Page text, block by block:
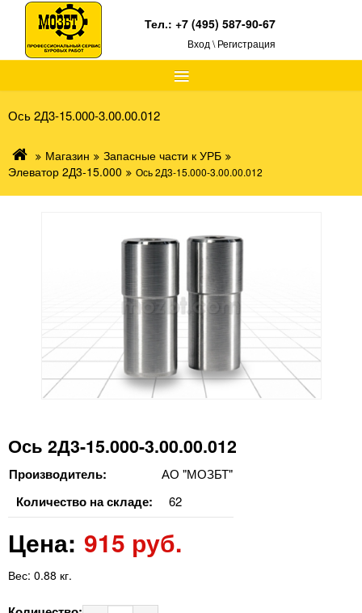
≡
Тел.:+7 (495) 587-90-67
Вход \ Регистрация
Ось 2Д3-15.000-3.00.00.012
Магазин
Запасные части к УРБ
Элеватор 2Д3-15.000
Ось 2Д3-15.000-3.00.00.012
Ось 2Д3-15.000-3.00.00.012
Производитель: АО "МОЗБТ"
Количество на складе: 62
Цена: 915 руб.
Вес: 0.88 кг.